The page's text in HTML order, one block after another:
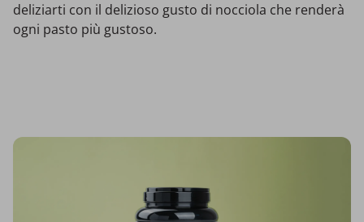
deliziarti con il delizioso gusto di nocciola che renderà
ogni pasto più gustoso.